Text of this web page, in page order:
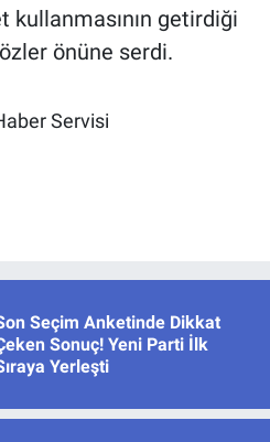
getirdiği
önüne serdi.
Servisi
Seçim Anketinde Dikkat
Sonuç! Yeni Parti İlk
Yerleşti